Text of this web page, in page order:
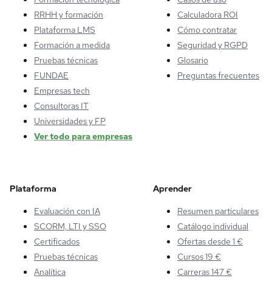
RRHH y formación
Plataforma LMS
Formación a medida
Pruebas técnicas
FUNDAE
Empresas tech
Consultoras IT
Universidades y FP
Ver todo para empresas
Calculadora ROI
Cómo contratar
Seguridad y RGPD
Glosario
Preguntas frecuentes
Plataforma
Evaluación con IA
SCORM, LTI y SSO
Certificados
Pruebas técnicas
Analítica
Aprender
Resumen particulares
Catálogo individual
Ofertas desde 1 €
Cursos 19 €
Carreras 147 €